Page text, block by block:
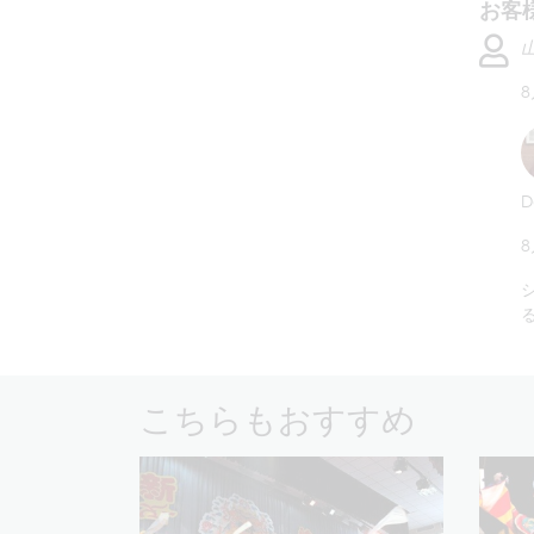
お客
こちらもおすすめ